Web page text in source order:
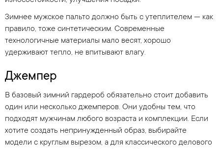
Зимнее мужское пальто должно быть с утеплителем — как
правило, тоже синтетическим. Современные
технологичные материалы мало весят, хорошо
удерживают тепло, не впитывают влагу.
Джемпер
В базовый зимний гардероб обязательно стоит добавить
один или несколько джемперов. Они удобны тем, что
подходят мужчинам любого возраста и комплекции. Если
хотите создать непринужденный образ, выбирайте
модели с круглым вырезом, а для классического делового